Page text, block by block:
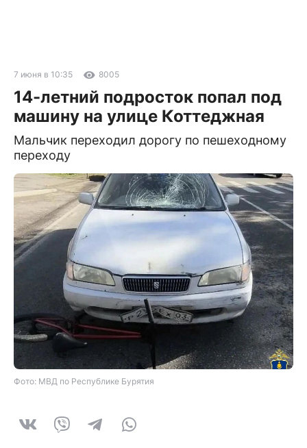
7 июня в 10:35 8005
14-летний подросток попал под
машину на улице Коттеджная
Мальчик переходил дорогу по пешеходному
переходу
Фото: МВД по Республике Бурятия